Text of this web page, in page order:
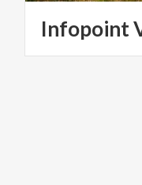
Infopoint